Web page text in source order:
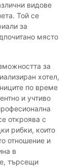
видове
Той се
за
място
за
хотел,
по време
и учтиво
откроява с
рибки, които
отношение и
в
търсещи